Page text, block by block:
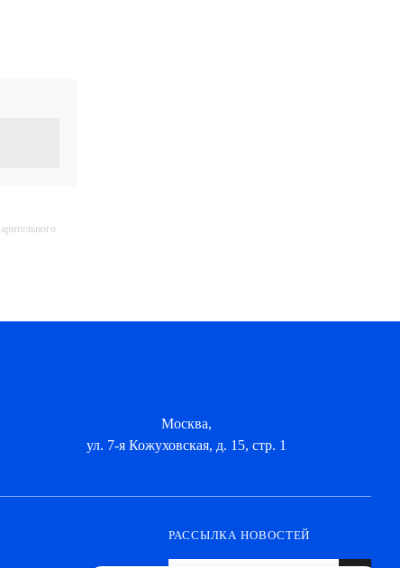
Москва,
ул. 7-я Кожуховская, д. 15, стр. 1
РАССЫЛКА НОВОСТЕЙ